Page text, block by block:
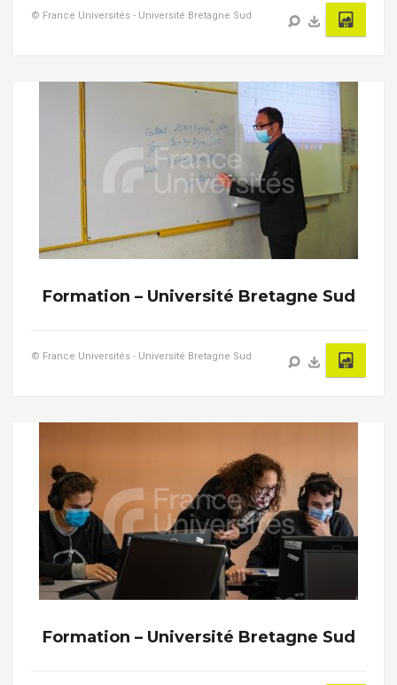
© France Universités - Université Bretagne Sud
Formation – Université Bretagne Sud
© France Universités - Université Bretagne Sud
Formation – Université Bretagne Sud